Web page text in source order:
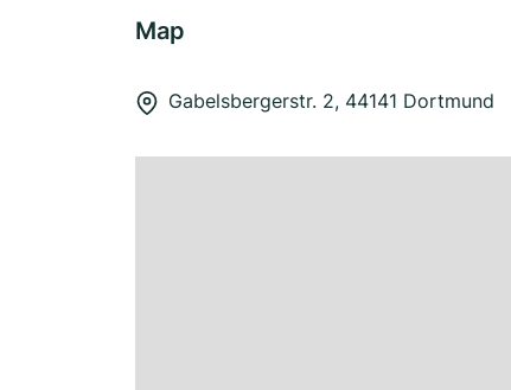
Map
Gabelsbergerstr. 2, 44141 Dortmund